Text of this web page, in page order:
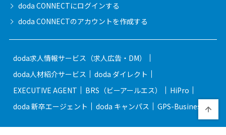
doda CONNECTにログインする
doda CONNECTのアカウントを作成する
doda求人情報サービス（求人広告・DM）
doda人材紹介サービス
doda ダイレクト
EXECUTIVE AGENT
BRS（ビーアールエス）
HiPro
doda 新卒エージェント
doda キャンパス GPS-Business